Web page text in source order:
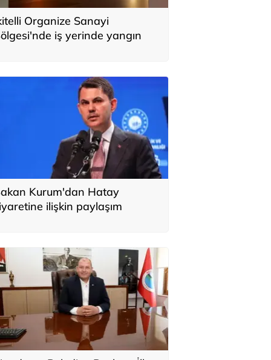
Organize Sanayi
iş yerinde yangın
Kurum'dan Hatay
ilişkin paylaşım